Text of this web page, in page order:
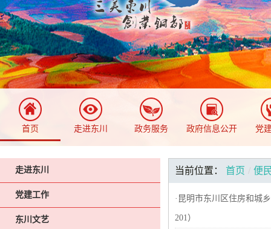
首页 走进东川 政务服务 政府信息公开 党
走进东川
党建工作
东川文艺
当前位置： 首页 / 便
· 昆明市东川区住房和城
201）